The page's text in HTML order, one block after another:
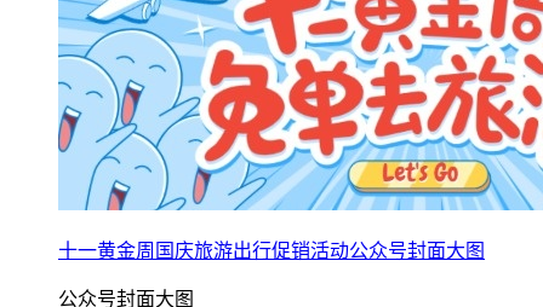
十一黄金周国庆旅游出行促销活动公众号封面大图
公众号封面大图